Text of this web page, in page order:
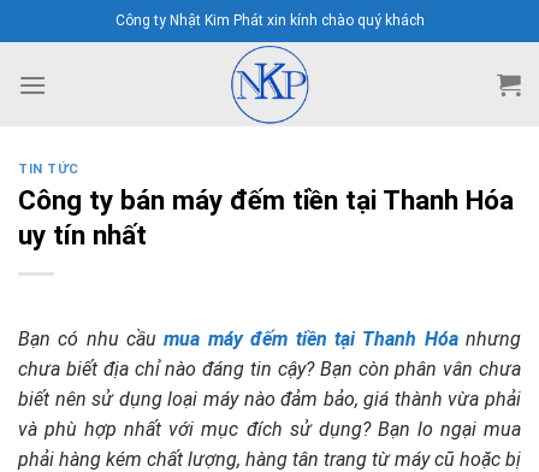
to
content
Công ty Nhật Kim Phát xin kính chào quý khách
TIN TỨC
Công ty bán máy đếm tiền tại Thanh Hóa
uy tín nhất
Bạn có nhu cầumua máy đếm tiền tại Thanh Hóanhưng
chưa biết địa chỉ nào đáng tin cậy? Bạn còn phân vân chưa
biết nên sử dụng loại máy nào đảm bảo, giá thành vừa phải
và phù hợp nhất với mục đích sử dụng? Bạn lo ngại mua
phải hàng kém chất lượng, hàng tân trang từ máy cũ hoặc bị